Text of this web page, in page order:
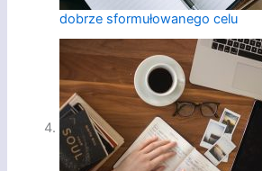
dobrze sformułowanego celu